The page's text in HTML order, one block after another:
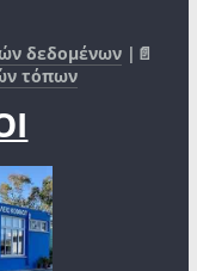
δεδομένων |📄
τόπων